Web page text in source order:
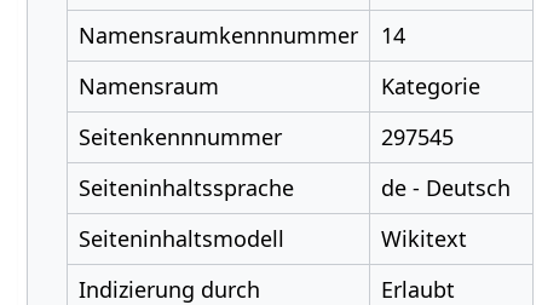
Namensraumkennnummer
14
Namensraum
Kategorie
Seitenkennnummer
297545
Seiteninhaltssprache
de - Deutsch
Seiteninhaltsmodell
Wikitext
Indizierung durch
Erlaubt